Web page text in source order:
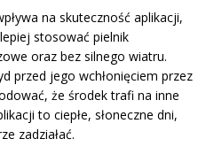
na skuteczność aplikacji,
stosować pielnik
oraz bez silnego wiatru.
przed jego wchłonięciem przez
że środek trafi na inne
to ciepłe, słoneczne dni,
zadziałać.